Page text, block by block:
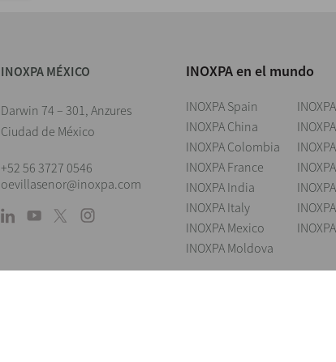
INOXPA MÉXICO
Darwin 74 – 301, Anzures
Ciudad de México
+52 56 3727 0546
oevillasenor@inoxpa.com
INOXPA en el mundo
INOXPA Spain
INOXPA China
INOXPA Colombia
INOXPA France
INOXPA India
INOXPA Italy
INOXPA Mexico
INOXPA Moldova